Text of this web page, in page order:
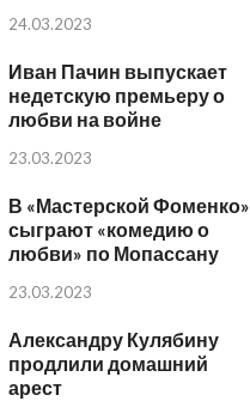
24.03.2023
Иван Пачин выпускает
недетскую премьеру о
любви на войне
23.03.2023
В «Мастерской Фоменко»
сыграют «комедию о
любви» по Мопассану
23.03.2023
Александру Кулябину
продлили домашний
арест